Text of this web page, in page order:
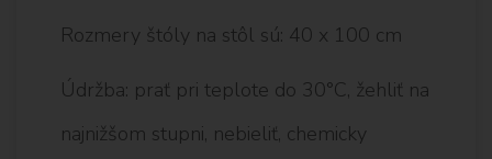
Rozmery štóly na stôl sú: 40 x 100 cm
Údržba: prať pri teplote do 30°C, žehliť na
najnižšom stupni, nebieliť, chemicky